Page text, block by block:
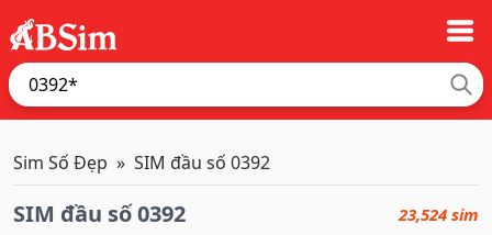
Sim Số Đẹp SIM đầu số 0392
SIM đầu số 0392 23,524 sim